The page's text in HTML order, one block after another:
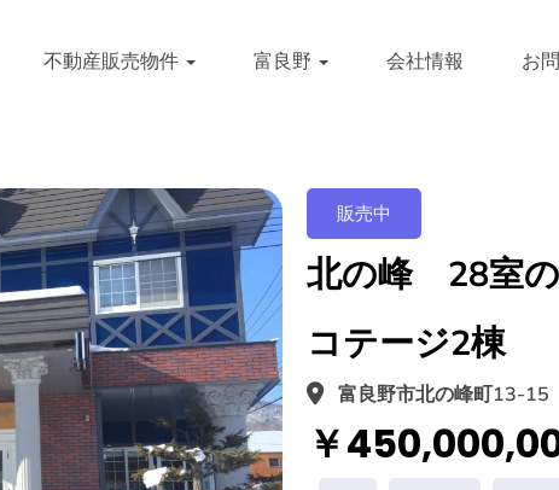
不動産販売物件 富良野 会社情報 お
販売中
北の峰 28室
コテージ2棟
富良野市北の峰町13-15
￥